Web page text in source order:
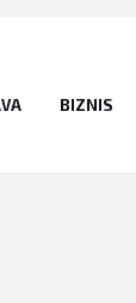
BIZNIS